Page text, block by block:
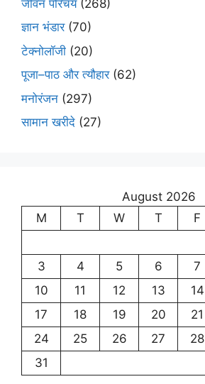
जीवन परिचय(268)
ज्ञान भंडार(70)
टेक्नोलॉजी (20)
पूजा–पाठ और त्यौहार(62)
मनोरंजन (297)
सामान खरीदे (27)
August 2026
M
T W T F
3
4 5 6 7
10
11 12 13 14
17
18 19 20 21
24
25 26 27 28
31